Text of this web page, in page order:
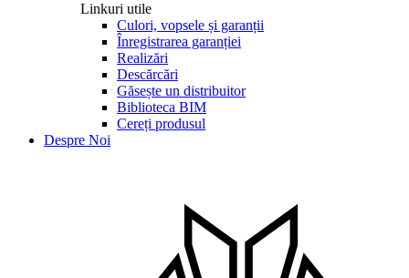
Linkuri utile
Culori, vopsele și garanții
Înregistrarea garanției
Realizări
Descărcări
Găsește un distribuitor
Biblioteca BIM
Cereți produsul
Despre Noi